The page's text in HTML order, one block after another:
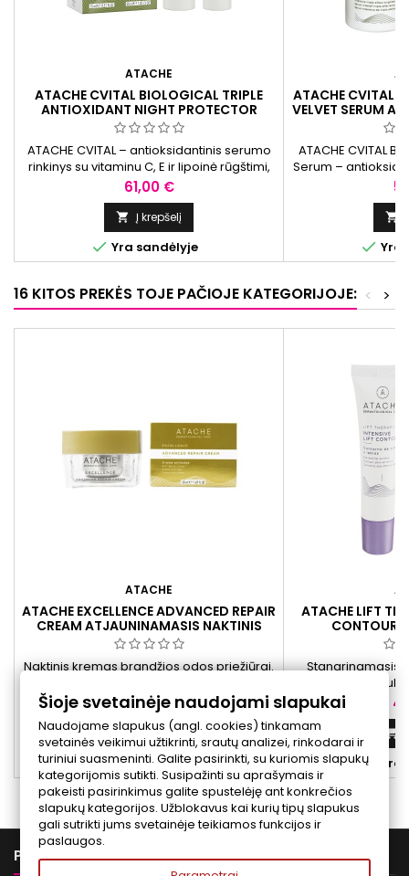
ATACHE
ATACHE CVITAL BIOLOGICAL TRIPLE
ANTIOXIDANT NIGHT PROTECTOR
NAKTINĖ ANTIOKSIDACINĖ APSAUGA,
15+30 ML
ATACHE CVITAL – antioksidantinis serumo
rinkinys su vitaminu C, E ir lipoinė rūgštimi,
padedantis pagerinti odos išvaizdą ir
suteikti skaistesnį efektą.
Kaina
61,00 €
 Į krepšelį
 Yra sandėlyje
ATACHE CVITAL
VELVET SERUM
ATACHE CVITAL
Serum –
liposominiu
traneksamo
Padeda suteikti
ir puoselėti
visų

 Yra
16 KITOS PREKĖS TOJE PAČIOJE KATEGORIJOJE: >
<
ATACHE
ATACHE EXCELLENCE ADVANCED REPAIR
CREAM ATJAUNINAMASIS NAKTINIS
VEIDO KREMAS, 50 ML
Naktinis kremas brandžios odos priežiūrai.
požymius, puoselėti odos stangrumą,
glotnumą ir komforto pojūtį. Reguliariai
naudojant, oda atrodo lygesnė,
elastingesnė ir gyvybingesnė.
Kaina
61,00 €
 Į krepšelį
Yra sandėlyje
ATACHE LIFT
CONTOUR
Stangrinamasis
kremas su
rūgštimi ir
Padeda drėkinti,
mažinti


PREKĖS 
Šioje svetainėje naudojami slapukai
Naudojame slapukus (angl. cookies) tinkamam
svetainės veikimui užtikrinti, srautų analizei, rinkodarai ir
turiniui suasmeninti. Galite pasirinkti, su kuriomis slapukų
kategorijomis sutikti. Susipažinti su aprašymais ir
pakeisti pasirinkimus galite spustelėję ant konkrečios
slapukų kategorijos. Užblokavus kai kurių tipų slapukus
gali sutrikti jums svetainėje teikiamos funkcijos ir
paslaugos.